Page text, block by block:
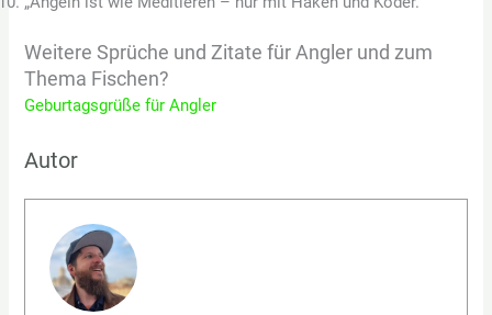
Weitere Sprüche und Zitate für Angler und zum
Thema Fischen?
Geburtagsgrüße für Angler
Autor